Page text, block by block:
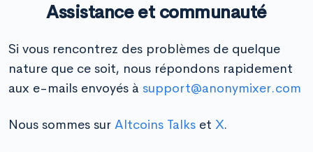
Assistance et communauté
Si vous rencontrez des problèmes de quelque
nature que ce soit, nous répondons rapidement
aux e-mails envoyés à support@anonymixer.com
Nous sommes sur Altcoins Talks et X.